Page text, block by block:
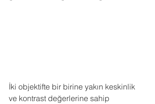
İki objektifte bir birine yakın keskinlik
ve kontrast değerlerine sahip